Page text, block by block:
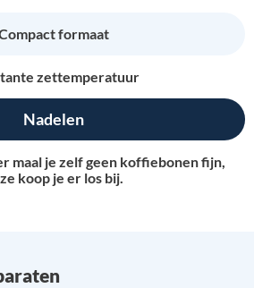
formaat
zettemperatuur
Nadelen
maal je zelf geen koffiebonen fijn,
koop je er los bij.